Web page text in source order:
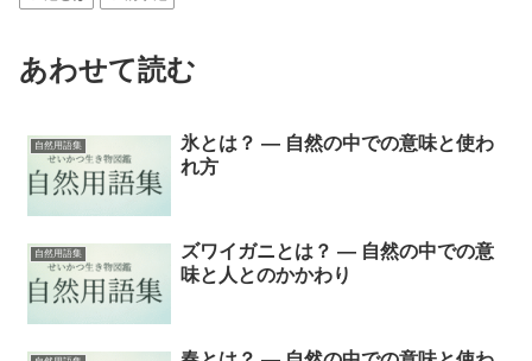
あわせて読む
自然用語集
氷とは？ ― 自然の中での意味と使わ
れ方
自然用語集
ズワイガニとは？ ― 自然の中での意
味と人とのかかわり